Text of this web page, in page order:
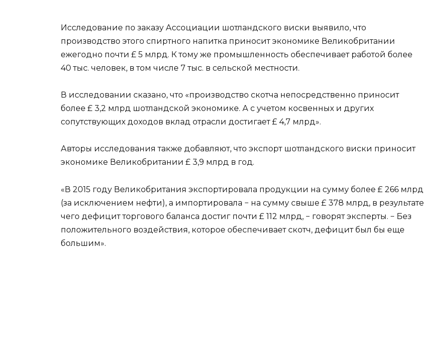
Исследование по заказу Ассоциации шотландского виски выявило, что
производство этого спиртного напитка приносит экономике Великобритании
ежегодно почти £ 5 млрд. К тому же промышленность обеспечивает работой более
40 тыс. человек, в том числе 7 тыс. в сельской местности.
В исследовании сказано, что «производство скотча непосредственно приносит
более £ 3,2 млрд шотландской экономике. А с учетом косвенных и других
сопутствующих доходов вклад отрасли достигает £ 4,7 млрд».
Авторы исследования также добавляют, что экспорт шотландского виски приносит
экономике Великобритании £ 3,9 млрд в год.
«В 2015 году Великобритания экспортировала продукции на сумму более £ 266 млрд
(за исключением нефти), а импортировала − на сумму свыше £ 378 млрд, в результате
чего дефицит торгового баланса достиг почти £ 112 млрд, − говорят эксперты. − Без
положительного воздействия, которое обеспечивает скотч, дефицит был бы еще
большим».